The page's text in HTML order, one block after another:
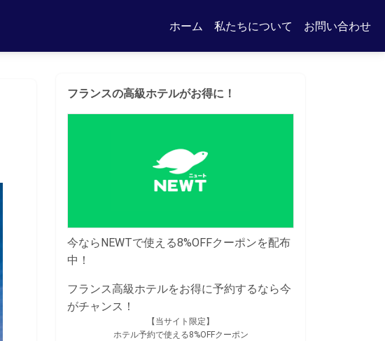
ホーム 私たちについて お問い合わせ
フランスの高級ホテルがお得に！
今ならNEWTで使える8%OFFクーポンを配布
中！
フランス高級ホテルをお得に予約するなら今
がチャンス！
【当サイト限定】
ホテル予約で使える8%OFFクーポン